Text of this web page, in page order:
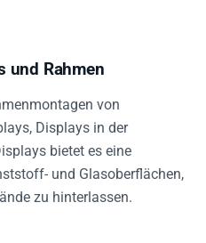
und Rahmen
von
Displays in der
bietet es eine
und Glasoberflächen,
zu hinterlassen.